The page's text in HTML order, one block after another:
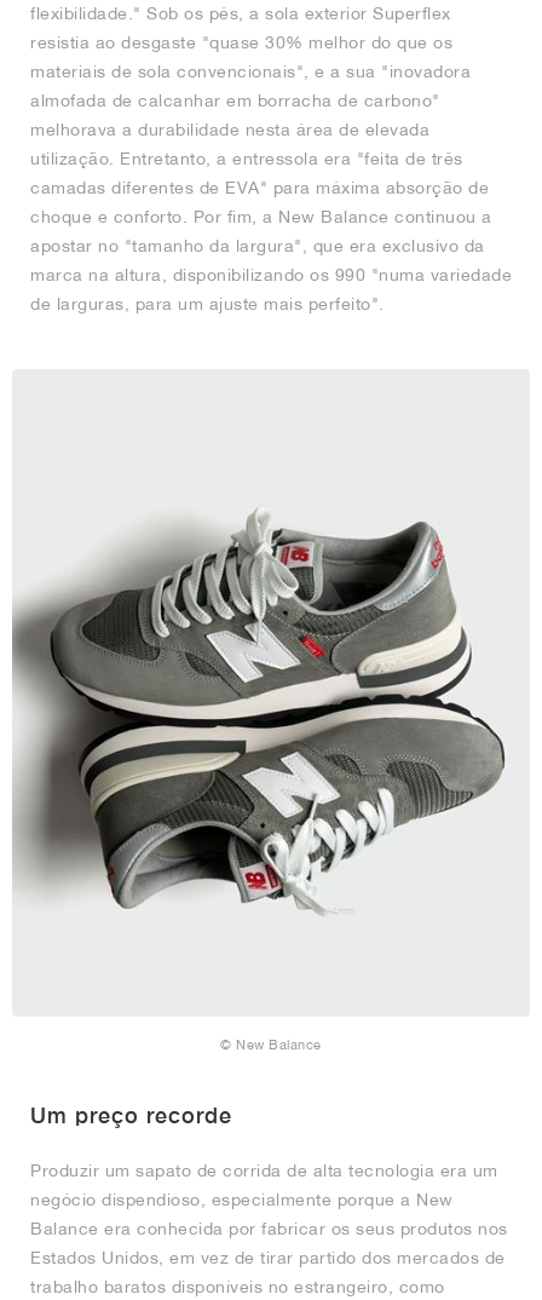
flexibilidade." Sob os pés, a sola exterior Superflex
resistia ao desgaste "quase 30% melhor do que os
materiais de sola convencionais", e a sua "inovadora
almofada de calcanhar em borracha de carbono"
melhorava a durabilidade nesta área de elevada
utilização. Entretanto, a entressola era "feita de três
camadas diferentes de EVA" para máxima absorção de
choque e conforto. Por fim, a New Balance continuou a
apostar no "tamanho da largura", que era exclusivo da
marca na altura, disponibilizando os 990 "numa variedade
de larguras, para um ajuste mais perfeito".
© New Balance
Um preço recorde
Produzir um sapato de corrida de alta tecnologia era um
negócio dispendioso, especialmente porque a New
Balance era conhecida por fabricar os seus produtos nos
Estados Unidos, em vez de tirar partido dos mercados de
trabalho baratos disponíveis no estrangeiro, como